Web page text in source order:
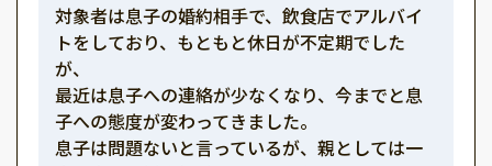
対象者は息子の婚約相手で、飲食店でアルバイ
トをしており、もともと休日が不定期でした
が、
最近は息子への連絡が少なくなり、今までと息
子への態度が変わってきました。
息子は問題ないと言っているが、親としては一